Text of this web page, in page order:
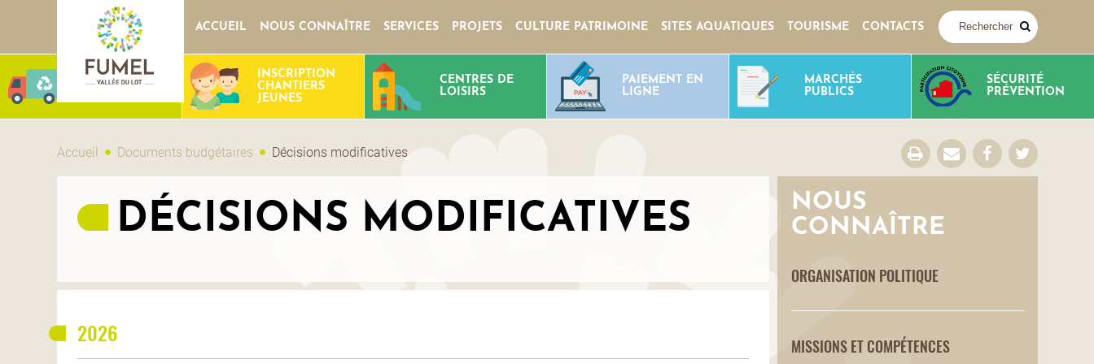
ACCUEIL NOUS CONNAÎTRE SERVICES PROJETS CULTURE PATRIMOINE SITES AQUATIQUES TOURISME CONTACTS
DÉCHETS
INSCRIPTION
CHANTIERS
JEUNES
CENTRES DE
LOISIRS
PAIEMENT EN
LIGNE
MARCHÉS
PUBLICS
SÉCURITÉ
PRÉVENTION
Accueil Documents budgétaires Décisions modificatives
DÉCISIONS MODIFICATIVES
2026
NOUS
CONNAÎTRE
ORGANISATION POLITIQUE
MISSIONS ET COMPÉTENCES